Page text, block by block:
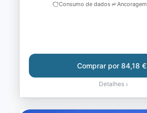
Consumo de dados Ancoragem
Comprar por 84,18 €
Detalhes ›